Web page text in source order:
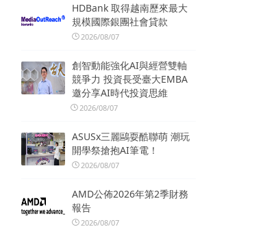
HDBank 取得越南歷來最大
規模國際銀團社會貸款
2026/08/07
創智動能強化AI與經營雙軸
競爭力 投資長受臺大EMBA
邀分享AI時代投資思維
2026/08/07
ASUSx三麗鷗耍酷聯萌 潮玩
開學祭搶抱AI筆電！
2026/08/07
AMD公佈2026年第2季財務
報告
2026/08/07